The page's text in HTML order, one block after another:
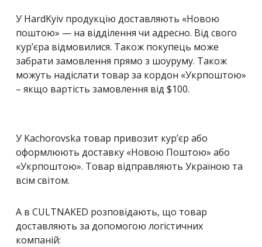
У HardKyiv продукцію доставляють «Новою
поштою» — на відділення чи адресно. Від свого
кур’єра відмовилися. Також покупець може
забрати замовлення прямо з шоуруму. Також
можуть надіслати товар за кордон «Укрпоштою»
– якщо вартість замовлення від $100.
У Kachorovska товар привозит кур’єр або
оформлюють доставку «Новою Поштою» або
«Укрпоштою». Товар відправляють Україною та
всім світом.
А в CULTNAKED розповідають, що товар
доставляють за допомогою логістичних
компаній: